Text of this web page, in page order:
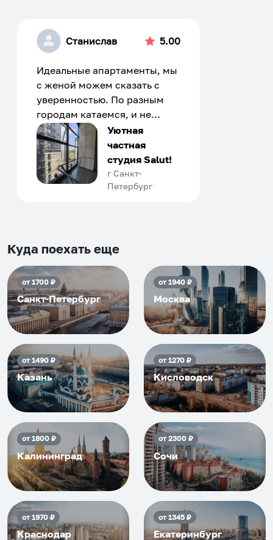
Станислав 5.00
Идеальные апартаменты, мы
с женой можем сказать с
уверенностью. По разным
городам катаемся, и не
только в России. Сервис на
отличном уровне. Хозяин
апартаментов доброй души
человек, всегда можно
договориться, подскажет
приезжать еще...
Уютная
частная
студия Salut!
г Санкт-
Петербург
Куда поехать еще
от1700₽
Санкт-Петербург
от1940₽
Москва
от1490₽
Казань
от1270₽
Кисловодск
от1800₽
Калининград
от2300₽
Сочи
от1970₽
Краснодар
от1345₽
Екатеринбург